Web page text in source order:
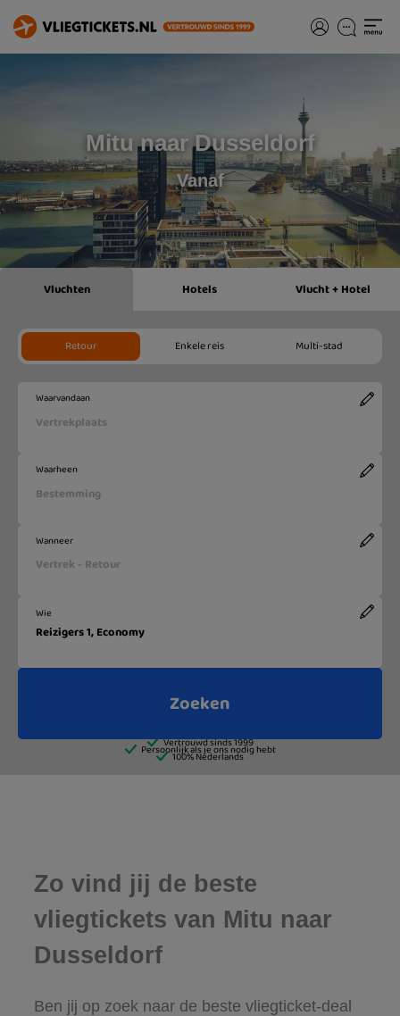
Mitu naar Dusseldorf
Vanaf
Zo vind jij de beste
vliegtickets van Mitu naar
Dusseldorf
Ben jij op zoek naar de beste vliegticket-deal